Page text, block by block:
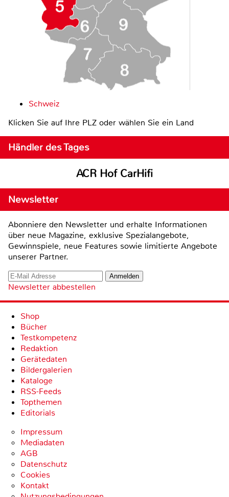
Schweiz
Klicken Sie auf Ihre PLZ oder wählen Sie ein Land
Händler des Tages
ACR Hof CarHifi
Newsletter
Abonniere den Newsletter und erhalte Informationen
über neue Magazine, exklusive Spezialangebote,
Gewinnspiele, neue Features sowie limitierte Angebote
unserer Partner.
Newsletter abbestellen
Shop
Bücher
Testkompetenz
Redaktion
Gerätedaten
Bildergalerien
Kataloge
RSS-Feeds
Topthemen
Editorials
Impressum
Mediadaten
AGB
Datenschutz
Cookies
Kontakt